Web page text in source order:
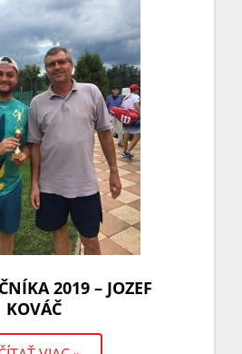
2019 – JOZEF
KOVÁČ